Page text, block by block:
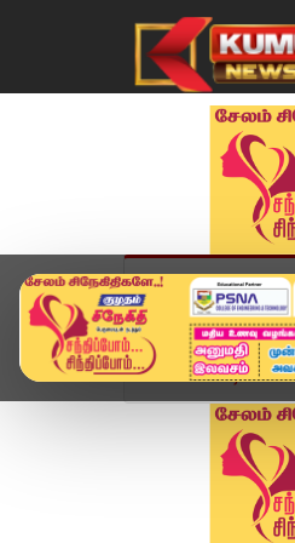
முகப்பு
Home வீடியோ